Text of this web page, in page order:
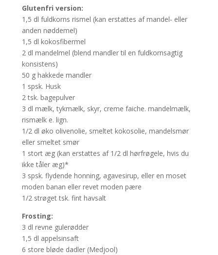
Glutenfri version:
1,5 dl fuldkorns rismel (kan erstattes af mandel- eller
anden nøddemel)
1,5 dl kokosfibermel
2 dl mandelmel (blend mandler til en fuldkornsagtig
konsistens)
50 g hakkede mandler
1 spsk. Husk
2 tsk. bagepulver
3 dl mælk, tykmælk, skyr, creme faiche. mandelmælk,
rismælk e. lign.
1/2 dl øko olivenolie, smeltet kokosolie, mandelsmør
eller smeltet smør
1 stort æg (kan erstattes af 1/2 dl hørfrøgele, hvis du
ikke tåler æg)*
3 spsk. flydende honning, agavesirup, eller en moset
moden banan eller revet moden pære
1/2 strøget tsk. fint havsalt
Frosting:
3 dl revne gulerødder
1,5 dl appelsinsaft
6 store bløde dadler (Medjool)